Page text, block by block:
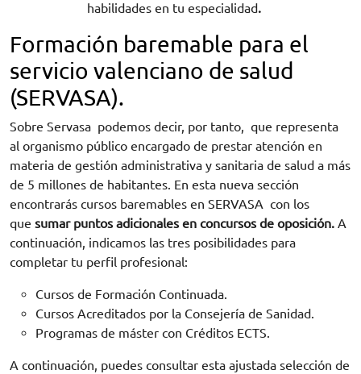
habilidades en tu especialidad.
Formación baremable para el
servicio valenciano de salud
(SERVASA).
Sobre Servasa podemos decir, por tanto, que representa
al organismo público encargado de prestar atención en
materia de gestión administrativa y sanitaria de salud a más
de 5 millones de habitantes. En esta nueva sección
encontrarás cursos baremables en SERVASA con los
que sumar puntos adicionales en concursos de oposición. A
continuación, indicamos las tres posibilidades para
completar tu perfil profesional:
Cursos de Formación Continuada.
Cursos Acreditados por la Consejería de Sanidad.
Programas de máster con Créditos ECTS.
A continuación, puedes consultar esta ajustada selección de